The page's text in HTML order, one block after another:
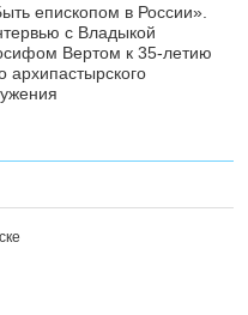
епископом в России».
с Владыкой
Вертом к 35-летию
архипастырского